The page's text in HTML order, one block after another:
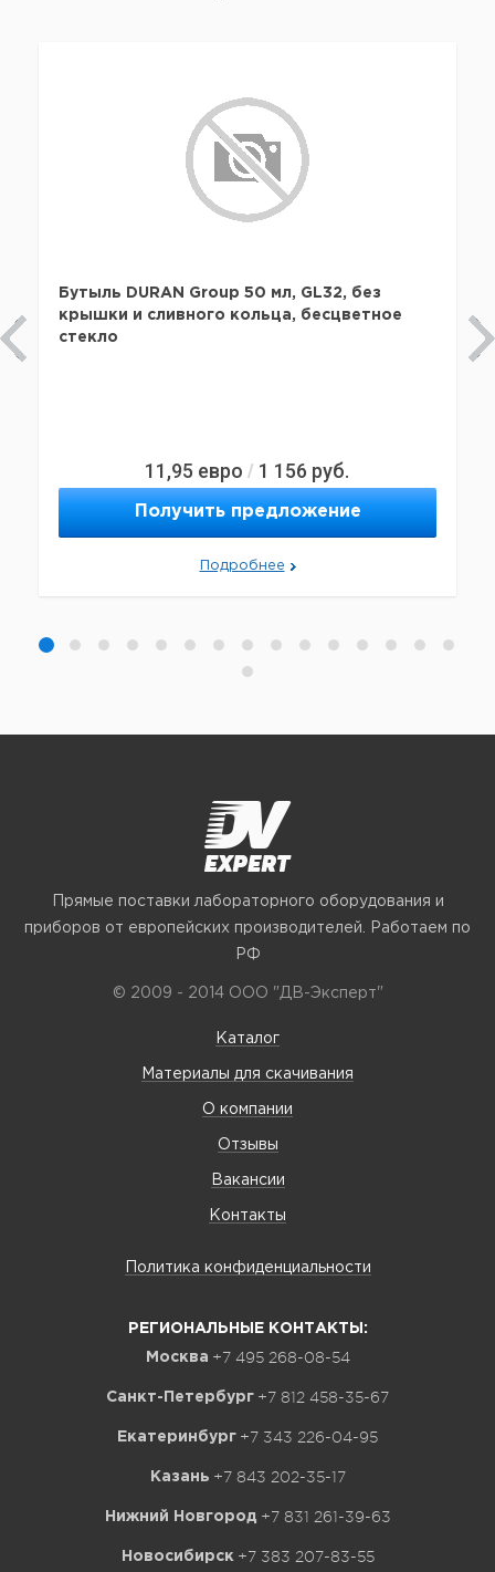
Бутыль DURAN Group 50 мл, GL32, без
крышки и сливного кольца, бесцветное
стекло
11,95 евро / 1 156 руб.
Получить предложение
Подробнее
Прямые поставки лабораторного оборудования и
приборов от европейских производителей. Работаем по
РФ
© 2009 - 2014 ООО "ДВ-Эксперт"
Каталог
Материалы для скачивания
О компании
Отзывы
Вакансии
Контакты
Политика конфиденциальности
РЕГИОНАЛЬНЫЕ КОНТАКТЫ:
Москва +7 495 268-08-54
Санкт-Петербург +7 812 458-35-67
Екатеринбург +7 343 226-04-95
Казань +7 843 202-35-17
Нижний Новгород +7 831 261-39-63
Новосибирск +7 383 207-83-55